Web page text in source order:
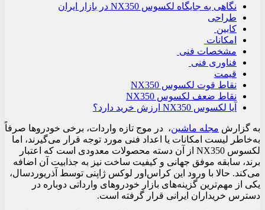
نگاهی به جایگاه لکسوس NX350 در بازار ایران
طراحی
کابین
امکانات
مشخصات فنی
فناوری فنی
قیمت
نقاط قوت لکسوس NX350
نقاط ضعف لکسوس NX350
آیا لکسوس NX350 ارزش خرید دارد؟
به گزارش مجله ماشین، در موج تازه واردات، برخی خودروها صرفاً
به‌خاطر لیست امکانات یا اعداد فنی مورد توجه قرار می‌گیرند، اما
لکسوس NX350 از آن دسته محصولات معدودی است که اعتبار
برند، سابقه موفق جهانی و کیفیت ساخت نیز به جذابیت آن اضافه
می‌کند. حالا با ورود این کراس‌اور لوکس ژاپنی توسط آذریوردسال،
یکی از مهم‌ترین گزینه‌های بازار خودروهای وارداتی دوباره در
دسترس خریداران ایرانی قرار گرفته است.